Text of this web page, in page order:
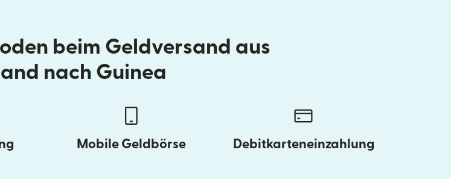
beim Geldversand aus
nach Guinea
Mobile Geldbörse Debitkarteneinzahlung